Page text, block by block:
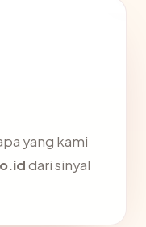
yang kami
dari sinyal